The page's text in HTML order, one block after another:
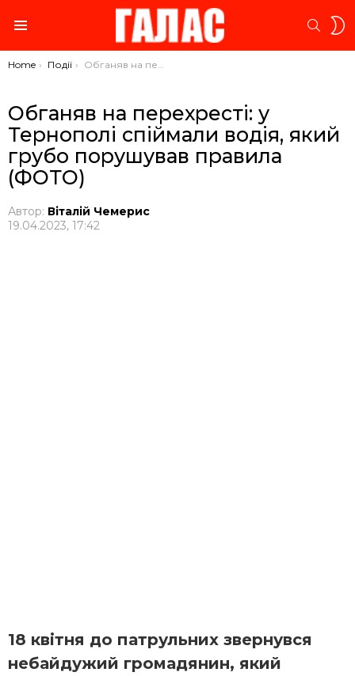
You are here:
Home Події Обганяв на перехресті: у Тернополі спіймали водія, який грубо порушував правила (ФОТО)
Обганяв на перехресті: у
Тернополі спіймали водія, який
грубо порушував правила
(ФОТО)
Автор: Віталій Чемерис
19.04.2023, 17:42
18 квітня до патрульних звернувся
небайдужий громадянин, який